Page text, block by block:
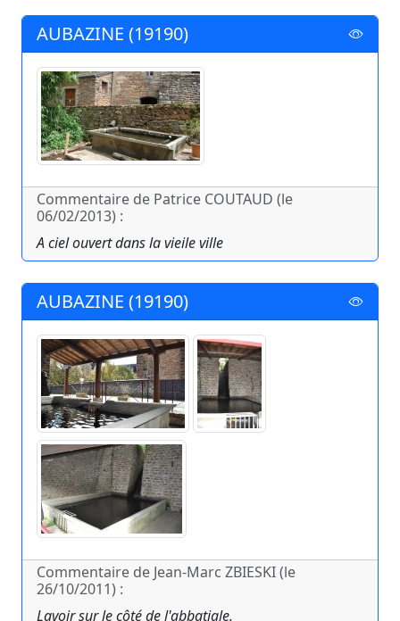
AUBAZINE (19190)
Commentaire de Patrice COUTAUD (le
06/02/2013) :
A ciel ouvert dans la vieile ville
AUBAZINE (19190)
Commentaire de Jean-Marc ZBIESKI (le
26/10/2011) :
Lavoir sur le côté de l'abbatiale.